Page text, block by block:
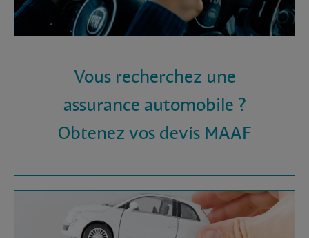
Vous recherchez une
assurance automobile ?
Obtenez vos devis MAAF